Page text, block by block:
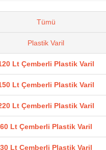
Tümü
Plastik Varil
Lt Çemberli Plastik Varil
Lt Çemberli Plastik Varil
Lt Çemberli Plastik Varil
60 Lt Çemberli Plastik Varil
30 Lt Çemberli Plastik Varil